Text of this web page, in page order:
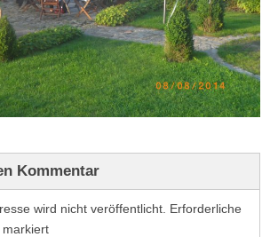
Kommentar
wird nicht veröffentlicht. Erforderliche
markiert